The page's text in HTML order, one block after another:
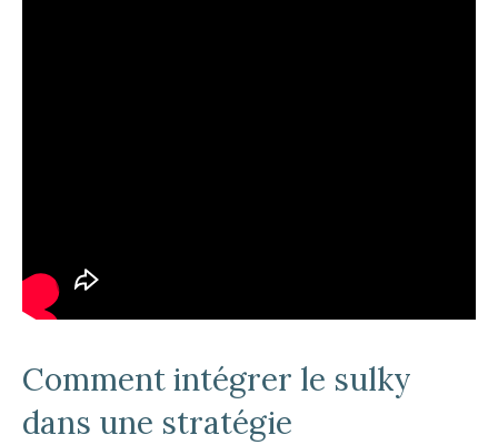
Comment intégrer le sulky
dans une stratégie